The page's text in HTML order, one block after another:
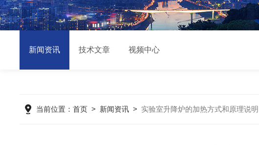
新闻资讯 技术文章 视频中心
当前位置：首页 > 新闻资讯 > 实验室升降炉的加热方式和原理说明